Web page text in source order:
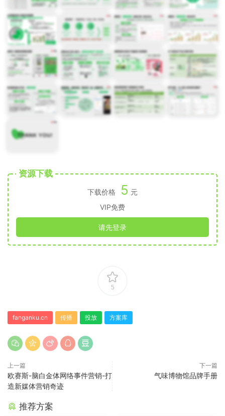
资源下载
下载价格 5 元
VIP免费
请先登录
5
fanganku.cn 传播 投放 方案库
上一篇
欧赛斯-脑白金体网络事件营销-打
造新媒体营销奇迹
下一篇
气味博物馆品牌手册
推荐方案